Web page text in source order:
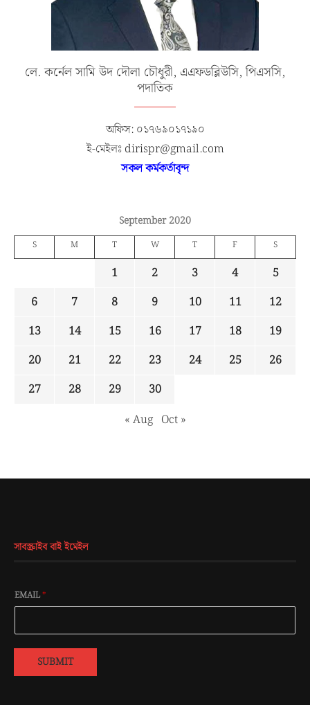
লে. কর্নেল সামি উদ দৌলা চৌধুরী, এএফডব্লিউসি, পিএসসি,
পদাতিক
অফিস: ০১৭৬৯০১৭১৯০
ই-মেইলঃ dirispr@gmail.com
সকল কর্মকর্তাবৃন্দ
September 2020
S M T W T F S
1 2 3 4
5
6
7 8 9 10 11
12
13
14 15 16 17 18
19
20
21 22 23 24 25
26
27
28 29
30
« Aug Oct »
সাবস্ক্রাইব বাই ইমেইল
EMAIL*
SUBMIT